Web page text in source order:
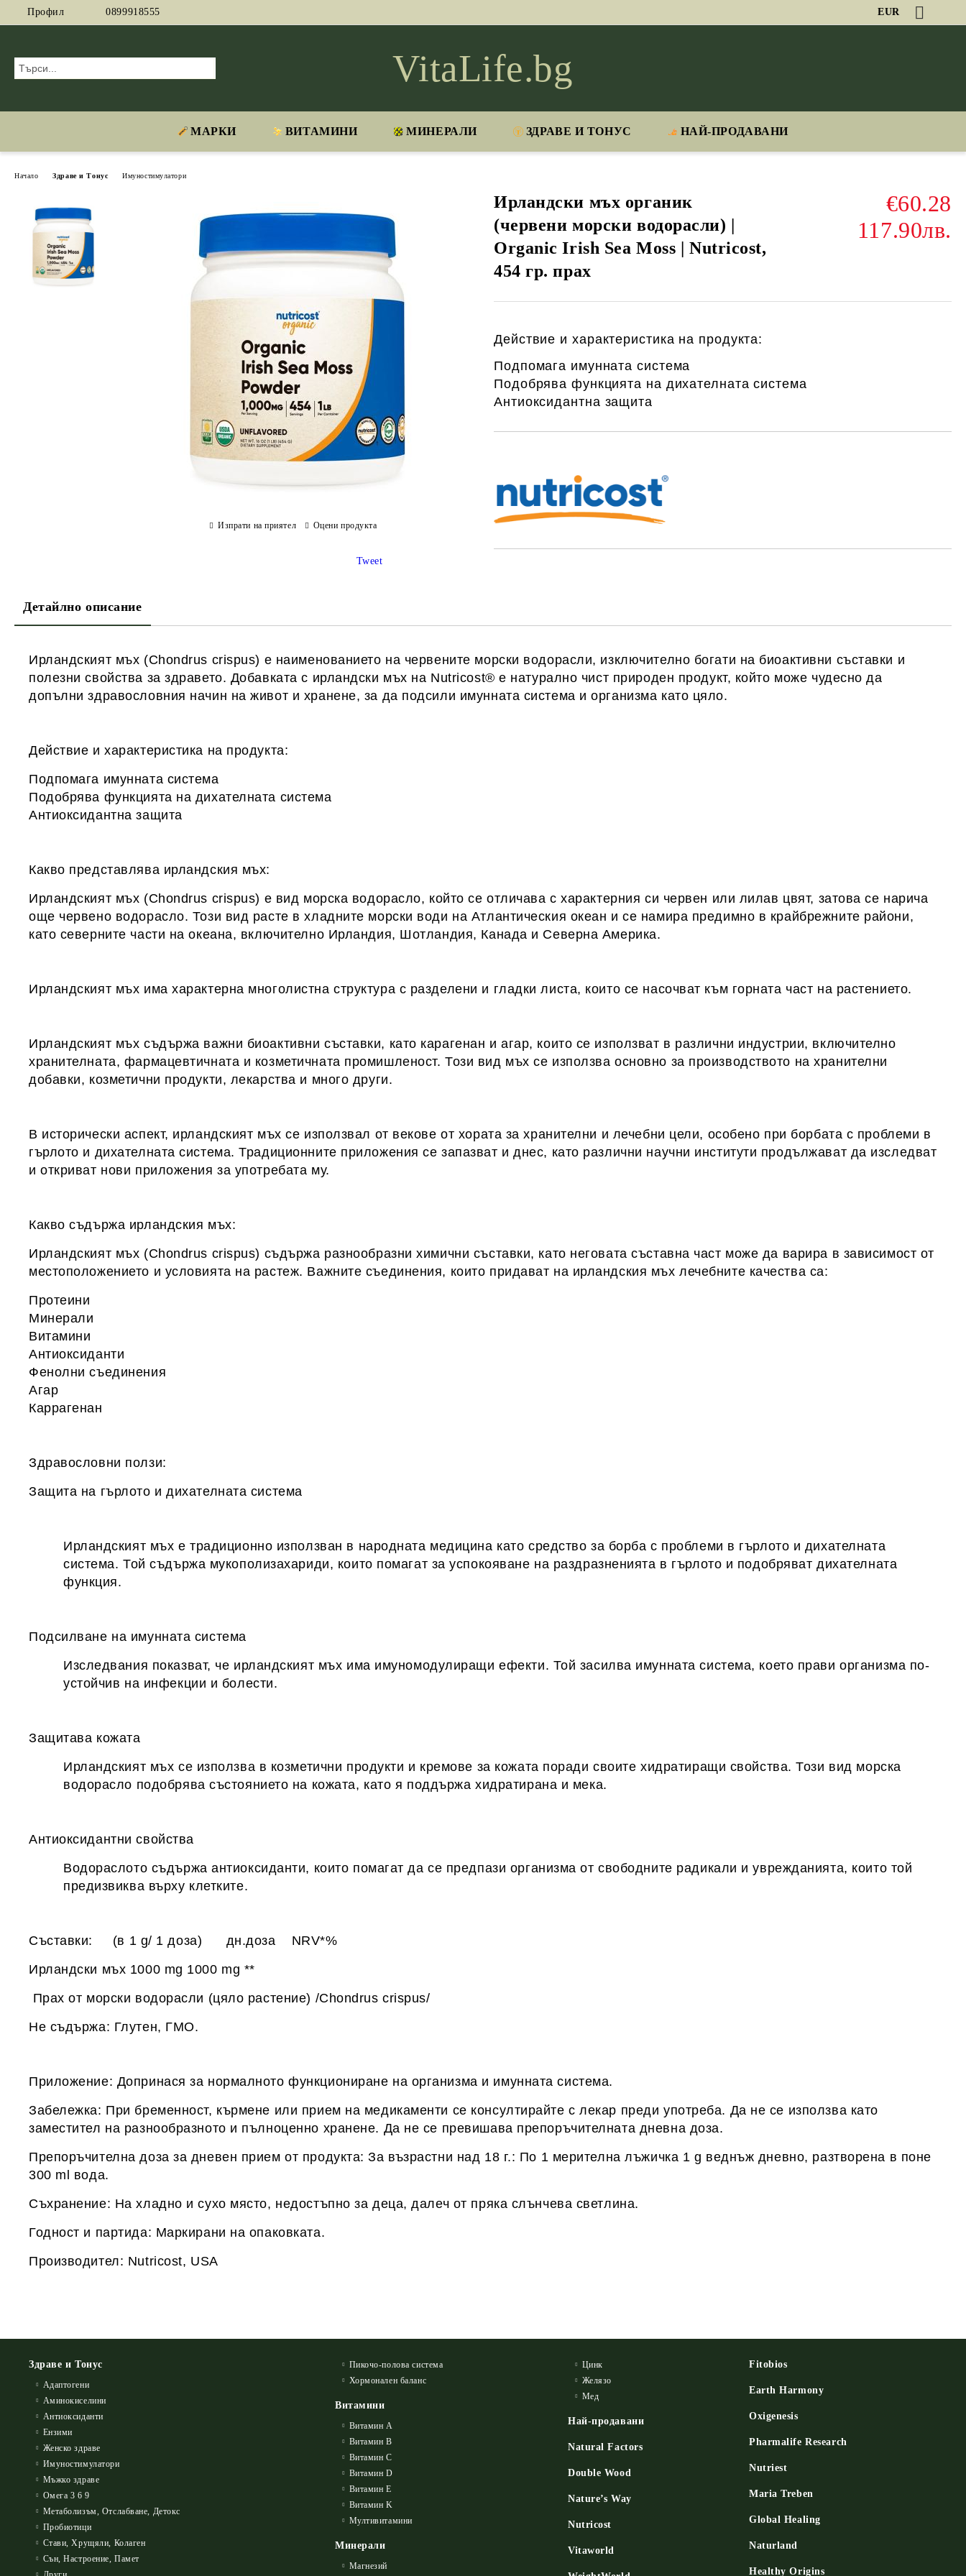
Профил 0899918555 EUR
VitaLife.bg
МАРКИ ВИТАМИНИ МИНЕРАЛИ ЗДРАВЕ И ТОНУС НАЙ-ПРОДАВАНИ
Начало Здраве и Тонус Имуностимулатори
Ирландски мъх органик
(червени морски водорасли) |
Organic Irish Sea Moss | Nutricost,
454 гр. прах
€60.28
117.90лв.
Действие и характеристика на продукта:
Подпомага имунната система
Подобрява функцията на дихателната система
Антиоксидантна защита
Изпрати на приятел Оцени продукта
Tweet
Детайлно описание
Ирландският мъх (Chondrus crispus) е наименованието на червените морски водорасли, изключително богати на биоактивни съставки и
полезни свойства за здравето. Добавката с ирландски мъх на Nutricost® е натурално чист природен продукт, който може чудесно да
допълни здравословния начин на живот и хранене, за да подсили имунната система и организма като цяло.
Действие и характеристика на продукта:
Подпомага имунната система
Подобрява функцията на дихателната система
Антиоксидантна защита
Какво представлява ирландския мъх:
Ирландският мъх (Chondrus crispus) е вид морска водорасло, който се отличава с характерния си червен или лилав цвят, затова се нарича
още червено водорасло. Този вид расте в хладните морски води на Атлантическия океан и се намира предимно в крайбрежните райони,
като северните части на океана, включително Ирландия, Шотландия, Канада и Северна Америка.
Ирландският мъх има характерна многолистна структура с разделени и гладки листа, които се насочват към горната част на растението.
Ирландският мъх съдържа важни биоактивни съставки, като карагенан и агар, които се използват в различни индустрии, включително
хранителната, фармацевтичната и козметичната промишленост. Този вид мъх се използва основно за производството на хранителни
добавки, козметични продукти, лекарства и много други.
В исторически аспект, ирландският мъх се използвал от векове от хората за хранителни и лечебни цели, особено при борбата с проблеми в
гърлото и дихателната система. Традиционните приложения се запазват и днес, като различни научни институти продължават да изследват
и откриват нови приложения за употребата му.
Какво съдържа ирландския мъх:
Ирландският мъх (Chondrus crispus) съдържа разнообразни химични съставки, като неговата съставна част може да варира в зависимост от
местоположението и условията на растеж. Важните съединения, които придават на ирландския мъх лечебните качества са:
Протеини
Минерали
Витамини
Антиоксиданти
Фенолни съединения
Агар
Каррагенан
Здравословни ползи:
Защита на гърлото и дихателната система
Ирландският мъх е традиционно използван в народната медицина като средство за борба с проблеми в гърлото и дихателната
система. Той съдържа мукополизахариди, които помагат за успокояване на раздразненията в гърлото и подобряват дихателната
функция.
Подсилване на имунната система
Изследвания показват, че ирландският мъх има имуномодулиращи ефекти. Той засилва имунната система, което прави организма по-
устойчив на инфекции и болести.
Защитава кожата
Ирландският мъх се използва в козметични продукти и кремове за кожата поради своите хидратиращи свойства. Този вид морска
водорасло подобрява състоянието на кожата, като я поддържа хидратирана и мека.
Антиоксидантни свойства
Водораслото съдържа антиоксиданти, които помагат да се предпази организма от свободните радикали и уврежданията, които той
предизвиква върху клетките.
Съставки: (в 1 g/ 1 доза) дн.доза NRV*%
Ирландски мъх 1000 mg 1000 mg **
Прах от морски водорасли (цяло растение) /Chondrus crispus/
Не съдържа: Глутен, ГМО.
Приложение: Допринася за нормалното функциониране на организма и имунната система.
Забележка: При бременност, кърмене или прием на медикаменти се консултирайте с лекар преди употреба. Да не се използва като
заместител на разнообразното и пълноценно хранене. Да не се превишава препоръчителната дневна доза.
Препоръчителна доза за дневен прием от продукта: За възрастни над 18 г.: По 1 мерителна лъжичка 1 g веднъж дневно, разтворена в поне
300 ml вода.
Съхранение: На хладно и сухо място, недостъпно за деца, далеч от пряка слънчева светлина.
Годност и партида: Маркирани на опаковката.
Производител: Nutricost, USA
Здраве и Тонус
Адаптогени
Аминокиселини
Антиоксиданти
Ензими
Женско здраве
Имуностимулатори
Мъжко здраве
Омега 3 6 9
Метаболизъм, Отслабване, Детокс
Пробиотици
Стави, Хрущяли, Колаген
Сън, Настроение, Памет
Пикочо-полова система
Хормонален баланс
Витамини
Витамин А
Витамин B
Витамин C
Витамин D
Витамин E
Витамин K
Мултивитамини
Минерали
Магнезий
Цинк
Желязо
Мед
Най-продавани
Natural Factors
Double Wood
Nature’s Way
Nutricost
Vitaworld
Fitobios
Earth Harmony
Oxigenesis
Pharmalife Research
Nutriest
Maria Treben
Global Healing
Naturland
Healthy Origins